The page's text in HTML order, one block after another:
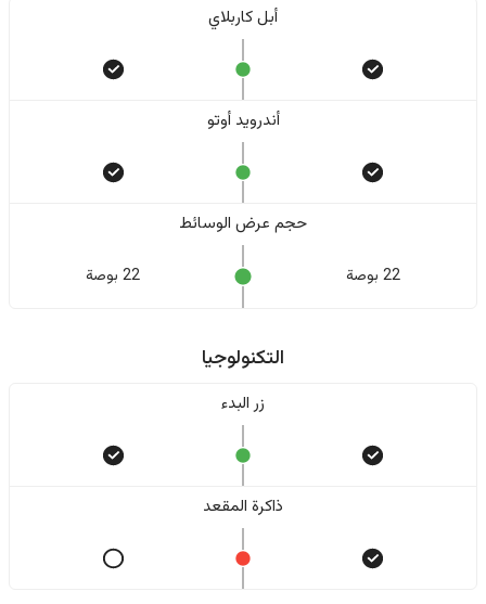
أبل كاربلاي
أندرويد أوتو
حجم عرض الوسائط
22 بوصة 22 بوصة
التكنولوجيا
زر البدء
ذاكرة المقعد